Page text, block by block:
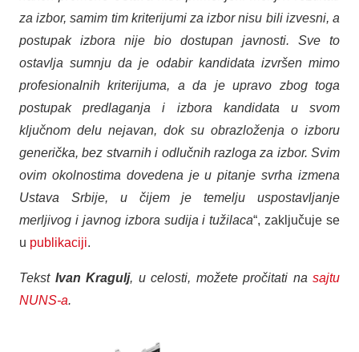
za izbor, samim tim kriterijumi za izbor nisu bili izvesni, a
postupak izbora nije bio dostupan javnosti. Sve to
ostavlja sumnju da je odabir kandidata izvršen mimo
profesionalnih kriterijuma, a da je upravo zbog toga
postupak predlaganja i izbora kandidata u svom
ključnom delu nejavan, dok su obrazloženja o izboru
generička, bez stvarnih i odlučnih razloga za izbor. Svim
ovim okolnostima dovedena je u pitanje svrha izmena
Ustava Srbije, u čijem je temelju uspostavljanje
merljivog i javnog izbora sudija i tužilaca“, zaključuje se
u publikaciji.
Tekst Ivan Kragulj, u celosti, možete pročitati na sajtu
NUNS-a.